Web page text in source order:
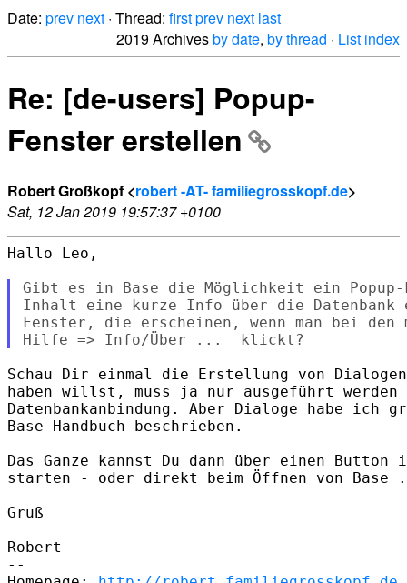
Date: prev next · Thread: firstprev next last
2019 Archivesby date, by thread · List index
Re: [de-users] Popup-
Fenster erstellen
Robert Großkopf <robert -AT- familiegrosskopf.de>
Sat, 12 Jan 2019 19:57:37 +0100
Hallo Leo,
Gibt es in Base die Möglichkeit ein
Inhalt eine kurze Info über die
Fenster, die erscheinen, wenn man bei den
Schau Dir einmal die Erstellung von
haben willst, muss ja nur ausgeführt werden
Datenbankanbindung. Aber Dialoge habe ich
Base-Handbuch beschrieben.
Das Ganze kannst Du dann über einen
starten - oder direkt beim Öffnen von Base
Gruß
Robert
--